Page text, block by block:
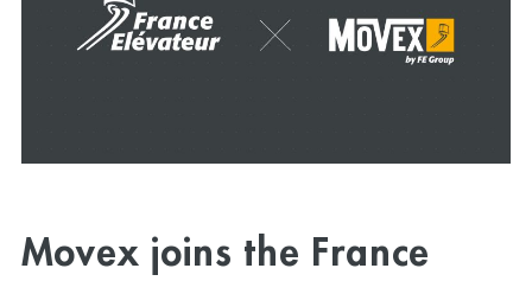
Movex joins the France